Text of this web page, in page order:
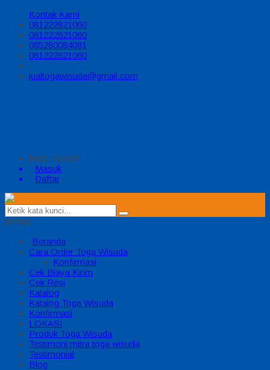
Kontak Kami
081222821060
081222821060
085280084081
081222821060
jualtogawisuda@gmail.com
Halo, Guest!
Masuk
Daftar
MENU
Beranda
Cara Order Toga Wisuda
Konfirmasi
Cek Biaya Kirim
Cek Resi
Katalog
Katalog Toga Wisuda
Konfirmasi
LOKASI
Produk Toga Wisuda
Testimoni mitra toga wisuda
Testimonial
Blog